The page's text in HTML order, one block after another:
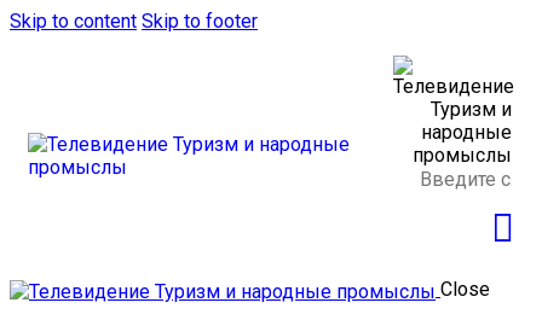
Skip to content Skip to footer
Close